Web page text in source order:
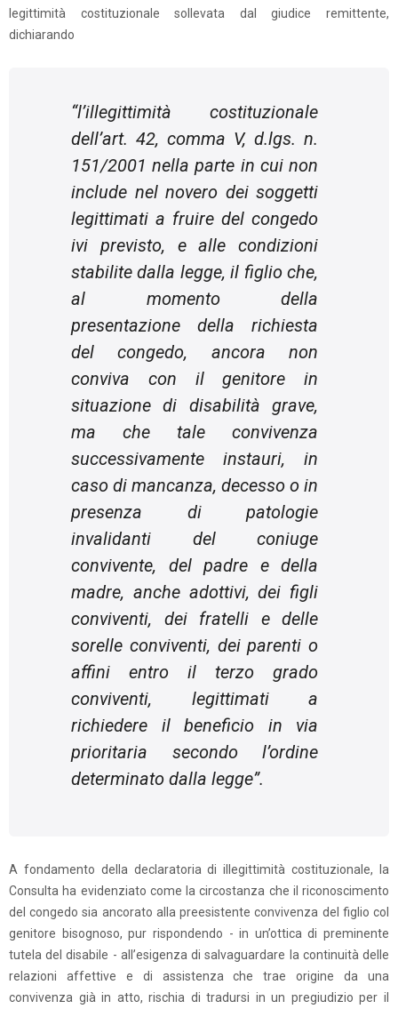
legittimità costituzionale sollevata dal giudice remittente,
dichiarando
“l’illegittimità costituzionale
dell’art. 42, comma V, d.lgs. n.
151/2001 nella parte in cui non
include nel novero dei soggetti
legittimati a fruire del congedo
ivi previsto, e alle condizioni
stabilite dalla legge, il figlio che,
al momento della
presentazione della richiesta
del congedo, ancora non
conviva con il genitore in
situazione di disabilità grave,
ma che tale convivenza
successivamente instauri, in
caso di mancanza, decesso o in
presenza di patologie
invalidanti del coniuge
convivente, del padre e della
madre, anche adottivi, dei figli
conviventi, dei fratelli e delle
sorelle conviventi, dei parenti o
affini entro il terzo grado
conviventi, legittimati a
richiedere il beneficio in via
prioritaria secondo l’ordine
determinato dalla legge”.
A fondamento della declaratoria di illegittimità costituzionale, la
Consulta ha evidenziato come la circostanza che il riconoscimento
del congedo sia ancorato alla preesistente convivenza del figlio col
genitore bisognoso, pur rispondendo - in un’ottica di preminente
tutela del disabile - all’esigenza di salvaguardare la continuità delle
relazioni affettive e di assistenza che trae origine da una
convivenza già in atto, rischia di tradursi in un pregiudizio per il